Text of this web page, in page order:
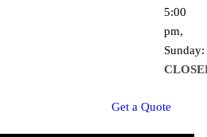
5:00
pm,
Sunday:
Get a Quote